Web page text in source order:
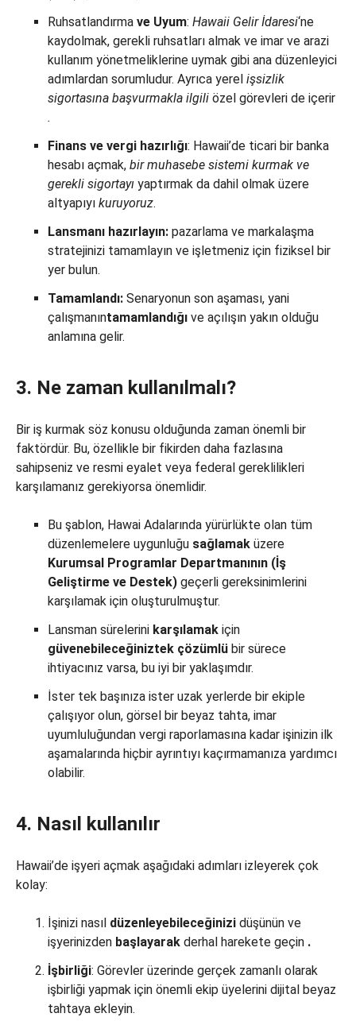
Ruhsatlandırma ve Uyum: Hawaii Gelir İdaresi‘ne
kaydolmak, gerekli ruhsatları almak ve imar ve arazi
kullanım yönetmeliklerine uymak gibi ana düzenleyici
adımlardan sorumludur. Ayrıca yerel işsizlik
sigortasına başvurmakla ilgili özel görevleri de içerir
.
Finans ve vergi hazırlığı: Hawaii’de ticari bir banka
hesabı açmak, bir muhasebe sistemi kurmak ve
gerekli sigortayı yaptırmak da dahil olmak üzere
altyapıyı kuruyoruz.
Lansmanı hazırlayın: pazarlama ve markalaşma
stratejinizi tamamlayın ve işletmeniz için fiziksel bir
yer bulun.
Tamamlandı: Senaryonun son aşaması, yani
çalışmanıntamamlandığı ve açılışın yakın olduğu
anlamına gelir.
3. Ne zaman kullanılmalı?
Bir iş kurmak söz konusu olduğunda zaman önemli bir
faktördür. Bu, özellikle bir fikirden daha fazlasına
sahipseniz ve resmi eyalet veya federal gereklilikleri
karşılamanız gerekiyorsa önemlidir.
Bu şablon, Hawai Adalarında yürürlükte olan tüm
düzenlemelere uygunluğu sağlamak üzere
Kurumsal Programlar Departmanının (İş
Geliştirme ve Destek) geçerli gereksinimlerini
karşılamak için oluşturulmuştur.
Lansman sürelerini karşılamak için
güvenebileceğiniztek çözümlü bir sürece
ihtiyacınız varsa, bu iyi bir yaklaşımdır.
İster tek başınıza ister uzak yerlerde bir ekiple
çalışıyor olun, görsel bir beyaz tahta, imar
uyumluluğundan vergi raporlamasına kadar işinizin ilk
aşamalarında hiçbir ayrıntıyı kaçırmamanıza yardımcı
olabilir.
4. Nasıl kullanılır
Hawaii’de işyeri açmak aşağıdaki adımları izleyerek çok
kolay:
İşinizi nasıl düzenleyebileceğinizi düşünün ve
işyerinizden başlayarak derhal harekete geçin .
İşbirliği: Görevler üzerinde gerçek zamanlı olarak
işbirliği yapmak için önemli ekip üyelerini dijital beyaz
tahtaya ekleyin.